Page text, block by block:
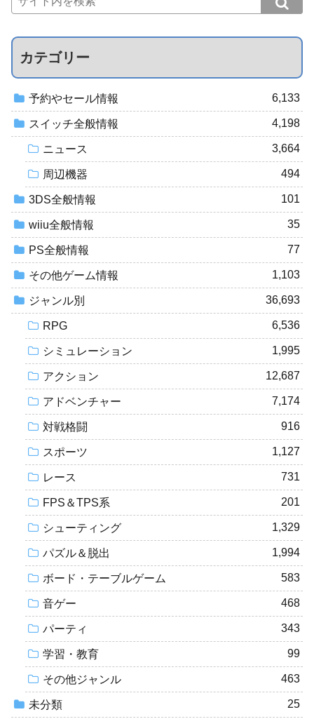
カテゴリー
予約やセール情報 6,133
スイッチ全般情報 4,198
ニュース 3,664
周辺機器 494
3DS全般情報 101
wiiu全般情報 35
PS全般情報 77
その他ゲーム情報 1,103
ジャンル別 36,693
RPG 6,536
シミュレーション 1,995
アクション 12,687
アドベンチャー 7,174
対戦格闘 916
スポーツ 1,127
レース 731
FPS＆TPS系 201
シューティング 1,329
パズル＆脱出 1,994
ボード・テーブルゲーム 583
音ゲー 468
パーティ 343
学習・教育 99
その他ジャンル 463
未分類 25